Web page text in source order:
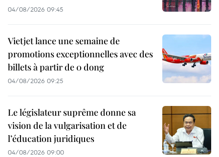
04/08/2026 09:45
Vietjet lance une semaine de
promotions exceptionnelles avec des
billets à partir de 0 dong
04/08/2026 09:25
Le législateur suprême donne sa
vision de la vulgarisation et de
l’éducation juridiques
04/08/2026 09:00